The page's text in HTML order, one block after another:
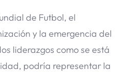
de Futbol, el
y la emergencia del
liderazgos como se está
podría representar la